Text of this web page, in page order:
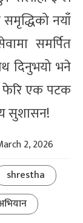
नयाँ
समर्पित
दिनुभयो भने
फेरि एक पटक
सुशासन!
2, 2026
shrestha